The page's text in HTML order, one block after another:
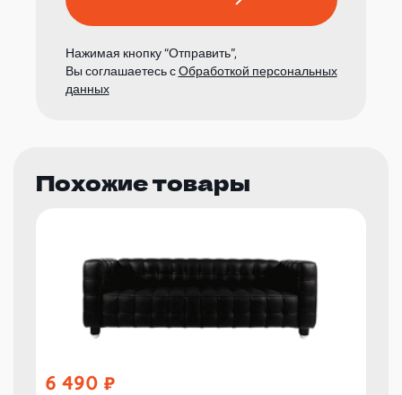
Нажимая кнопку “Отправить”,
Вы соглашаетесь сОбработкой персональных
данных
Похожие товары
6 490